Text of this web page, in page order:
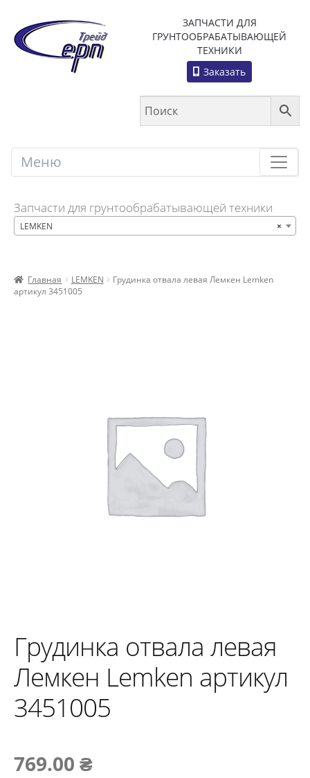
ЗАПЧАСТИ ДЛЯ
ГРУНТООБРАБАТЫВАЮЩЕЙ
ТЕХНИКИ
Заказать
Меню Меню
Запчасти для грунтообрабатывающей техники
×
LEMKEN
Главная LEMKEN
Грудинка отвала левая Лемкен Lemken
артикул 3451005
Грудинка отвала левая
Лемкен Lemken артикул
3451005
769.00 ₴